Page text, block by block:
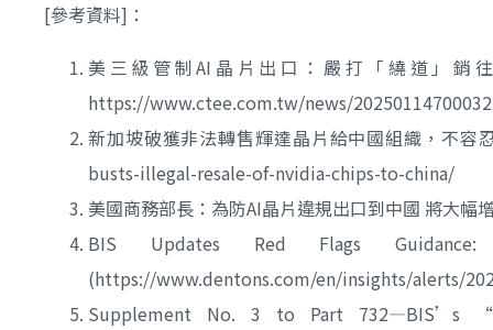
[參考資料]：
美三級管制AI晶片出口：嚴打「繞道」銷
https://www.ctee.com.tw/news/
新加坡破獲非法轉售輝達晶片給中國組織，不
busts-illegal-resale-of-nvidia-chips-to-china/
美國商務部長：為防AI晶片違規出口到中國 將大
BIS Updates Red Flags
(https://www.dentons.com/en/insights/alerts/
Supplement No. 3 to Part 732—BIS’s